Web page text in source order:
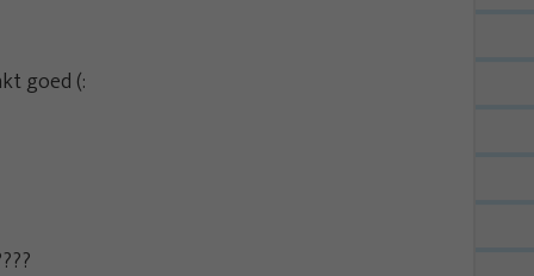
goed (: